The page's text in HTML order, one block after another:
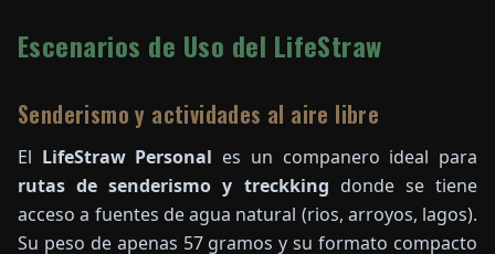
Escenarios de Uso del LifeStraw
Senderismo y actividades al aire libre
El LifeStraw Personal es un companero ideal para
rutas de senderismo y treckking donde se tiene
acceso a fuentes de agua natural (rios, arroyos, lagos).
Su peso de apenas 57 gramos y su formato compacto